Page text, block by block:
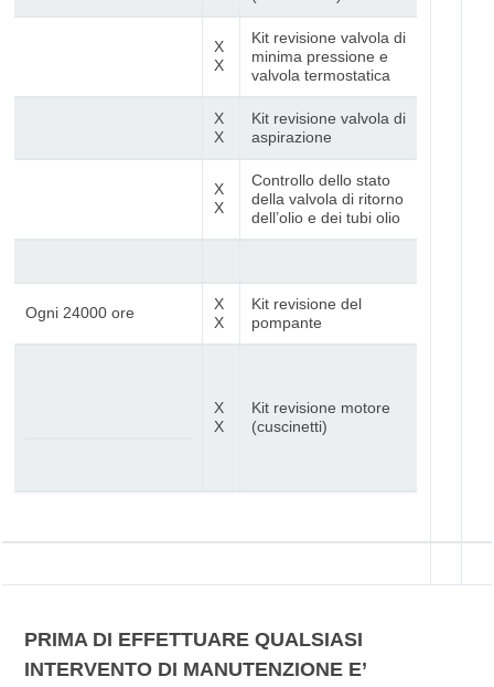
X
X
Kit revisione valvola di
minima pressione e
valvola termostatica
X
X
Kit revisione valvola di
aspirazione
X
X
Controllo dello stato
della valvola di ritorno
dell’olio e dei tubi olio
Ogni 24000 ore
X
X
Kit revisione del
pompante
X
X
Kit revisione motore
(cuscinetti)
PRIMA DI EFFETTUARE QUALSIASI
INTERVENTO DI MANUTENZIONE E’